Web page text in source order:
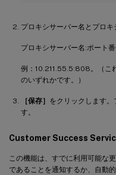
プロキシサーバー名とプロキ
プロキシサーバー名:ポート
例：10.211.55.5:808。（こ
のいずれかです。）
［保存］ をクリックします
す。
Customer Success
この機能は、すでに利用可能な
であることを通知するか、自動